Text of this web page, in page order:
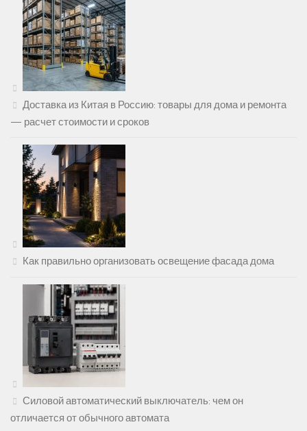
Доставка из Китая в Россию: товары для дома и ремонта
— расчет стоимости и сроков
Как правильно организовать освещение фасада дома
Силовой автоматический выключатель: чем он
отличается от обычного автомата